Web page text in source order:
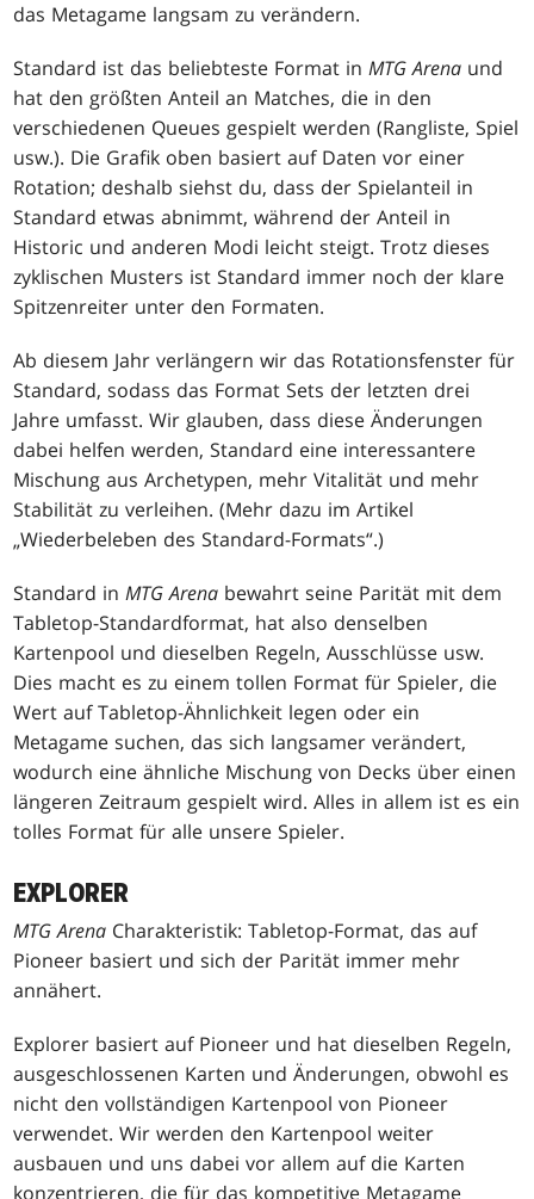
das Metagame langsam zu verändern.
Standard ist das beliebteste Format inMTG Arena und
hat den größten Anteil an Matches, die in den
verschiedenen Queues gespielt werden (Rangliste, Spiel
usw.). Die Grafik oben basiert auf Daten vor einer
Rotation; deshalb siehst du, dass der Spielanteil in
Standard etwas abnimmt, während der Anteil in
Historic und anderen Modi leicht steigt. Trotz dieses
zyklischen Musters ist Standard immer noch der klare
Spitzenreiter unter den Formaten.
Ab diesem Jahr verlängern wir das Rotationsfenster für
Standard, sodass das Format Sets der letzten drei
Jahre umfasst. Wir glauben, dass diese Änderungen
dabei helfen werden, Standard eine interessantere
Mischung aus Archetypen, mehr Vitalität und mehr
Stabilität zu verleihen. (Mehr dazu im Artikel
„Wiederbeleben des Standard-Formats“.)
Standard inMTG Arena bewahrt seine Parität mit dem
Tabletop-Standardformat, hat also denselben
Kartenpool und dieselben Regeln, Ausschlüsse usw.
Dies macht es zu einem tollen Format für Spieler, die
Wert auf Tabletop-Ähnlichkeit legen oder ein
Metagame suchen, das sich langsamer verändert,
wodurch eine ähnliche Mischung von Decks über einen
längeren Zeitraum gespielt wird. Alles in allem ist es ein
tolles Format für alle unsere Spieler.
EXPLORER
MTG Arena Charakteristik: Tabletop-Format, das auf
Pioneer basiert und sich der Parität immer mehr
annähert.
Explorer basiert auf Pioneer und hat dieselben Regeln,
ausgeschlossenen Karten und Änderungen, obwohl es
nicht den vollständigen Kartenpool von Pioneer
verwendet. Wir werden den Kartenpool weiter
ausbauen und uns dabei vor allem auf die Karten
konzentrieren, die für das kompetitive Metagame